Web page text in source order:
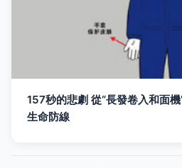
157秒的悲劇 從“長發卷入和面
生命防線